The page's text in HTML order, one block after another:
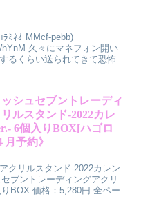
ﾗﾐﾈｵ MMcf-pebb)
久々にマネフォン開い
るくらい送られてきて恐怖...
シュセブントレーディ
ルスタンド-2022カレ
6個入りBOX[ハゴロ
予約》
クリルスタンド-2022カレン
ブントレーディングアクリ
BOX 価格：5,280円 全ペー